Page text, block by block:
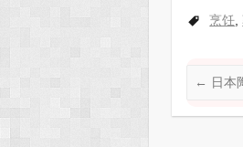
c
b
o
烹饪,
← 日本